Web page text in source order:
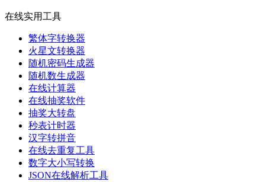
在线实用工具
繁体字转换器
火星文转换器
随机密码生成器
随机数生成器
在线计算器
在线抽奖软件
抽奖大转盘
秒表计时器
汉字转拼音
在线去重复工具
数字大小写转换
JSON在线解析工具